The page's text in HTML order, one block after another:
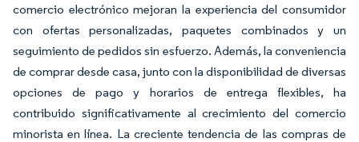
comercio electrónico mejoran la experiencia del consumidor
con ofertas personalizadas, paquetes combinados y un
seguimiento de pedidos sin esfuerzo. Además, la conveniencia
de comprar desde casa, junto con la disponibilidad de diversas
opciones de pago y horarios de entrega flexibles, ha
contribuido significativamente al crecimiento del comercio
minorista en línea. La creciente tendencia de las compras de